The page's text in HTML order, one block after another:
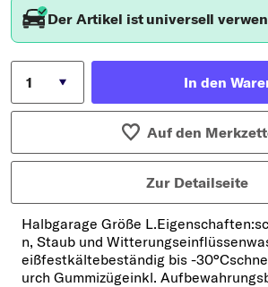
Der Artikel ist universell
In den
Auf den
Zur Detailseite
Halbgarage Größe
n, Staub und
eißfestkältebeständig bis -
urch Gummizügeinkl.